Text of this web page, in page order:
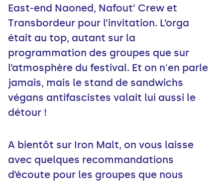
East-end Naoned, Nafout’ Crew et
Transbordeur pour l’invitation. L’orga
était au top, autant sur la
programmation des groupes que sur
l’atmosphère du festival. Et on n'en parle
jamais, mais le stand de sandwichs
végans antifascistes valait lui aussi le
détour !
A bientôt sur Iron Malt, on vous laisse
avec quelques recommandations
d’écoute pour les groupes que nous